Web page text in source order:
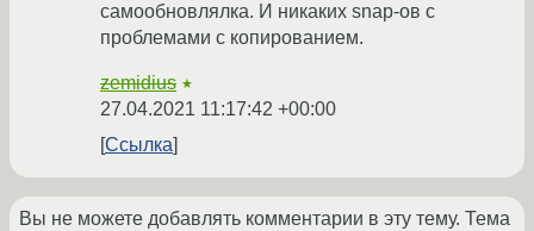
самообновлялка. И никаких snap-ов с
проблемами с копированием.
zemidius ★
27.04.2021 11:17:42 +00:00
Ссылка
Вы не можете добавлять комментарии в эту тему. Тема